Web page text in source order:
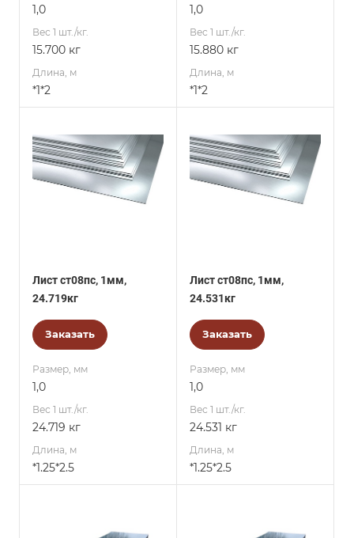
1,0
Вес 1 шт./кг.
15.700 кг
Длина, м
*1*2
1,0
Вес 1 шт./кг.
15.880 кг
Длина, м
*1*2
Лист ст08пс, 1мм,
24.719кг
Заказать
Размер, мм
1,0
Вес 1 шт./кг.
24.719 кг
Длина, м
*1.25*2.5
Лист ст08пс, 1мм,
24.531кг
Заказать
Размер, мм
1,0
Вес 1 шт./кг.
24.531 кг
Длина, м
*1.25*2.5